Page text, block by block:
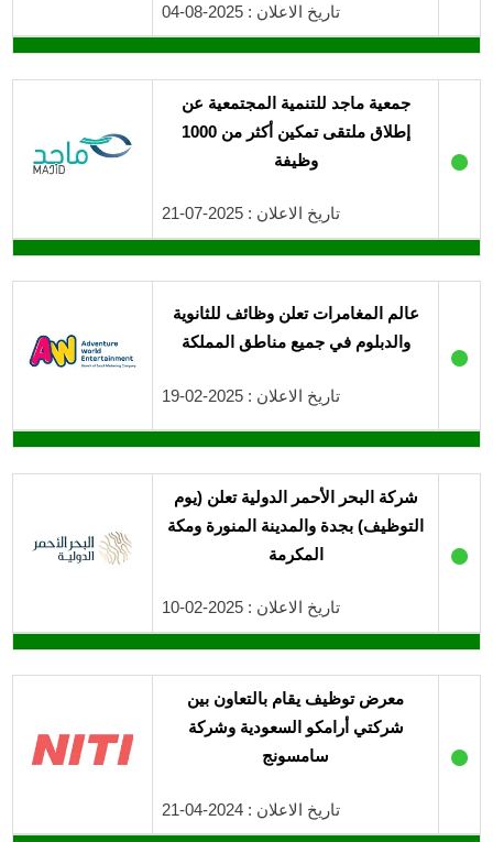
تاريخ الاعلان : 2025-08-04
●
جمعية ماجد للتنمية المجتمعية عن
إطلاق ملتقى تمكين أكثر من 1000
وظيفة
تاريخ الاعلان : 2025-07-21
●
عالم المغامرات تعلن وظائف للثانوية
والدبلوم في جميع مناطق المملكة
تاريخ الاعلان : 2025-02-19
●
شركة البحر الأحمر الدولية تعلن (يوم
التوظيف) بجدة والمدينة المنورة ومكة
المكرمة
تاريخ الاعلان : 2025-02-10
●
معرض توظيف يقام بالتعاون بين
شركتي أرامكو السعودية وشركة
سامسونج
تاريخ الاعلان : 2024-04-21